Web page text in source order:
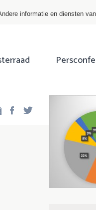
informatie en diensten
Facebook